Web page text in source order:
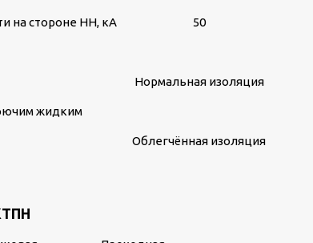
на стороне НН, кА 50
жидким
Нормальная изоляция
Облегчённая изоляция